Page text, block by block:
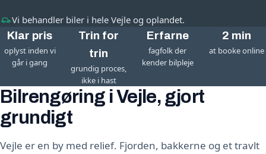
Vi behandler biler i hele Vejle og oplandet.
Klar pris
oplyst inden vi
går i gang
Trin for
trin
grundig proces,
ikke i hast
Erfarne
fagfolk der
kender bilpleje
2 min
at booke online
Bilrengøring i Vejle, gjort
grundigt
Vejle er en by med relief. Fjorden, bakkerne og et travlt